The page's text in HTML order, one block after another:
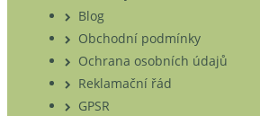
Blog
Obchodní podmínky
Ochrana osobních údajů
Reklamační řád
GPSR